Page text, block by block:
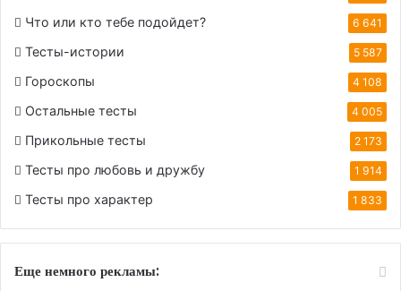
Что или кто тебе подойдет? 6 641
Тесты-истории 5 587
Гороскопы 4 108
Остальные тесты 4 005
Прикольные тесты 2 173
Тесты про любовь и дружбу 1 914
Тесты про характер 1 833
Еще немного рекламы: